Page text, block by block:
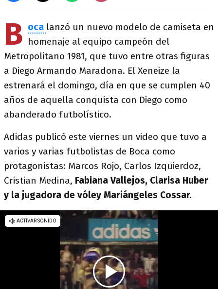
B oca lanzó un nuevo modelo de camiseta en
homenaje al equipo campeón del
Metropolitano 1981, que tuvo entre otras figuras
a Diego Armando Maradona. El Xeneize la
estrenará el domingo, día en que se cumplen 40
años de aquella conquista con Diego como
abanderado futbolístico.
Adidas publicó este viernes un video que tuvo a
varios y varias futbolistas de Boca como
protagonistas: Marcos Rojo, Carlos Izquierdoz,
Cristian Medina, Fabiana Vallejos, Clarisa Huber
y la jugadora de vóley Mariángeles Cossar.